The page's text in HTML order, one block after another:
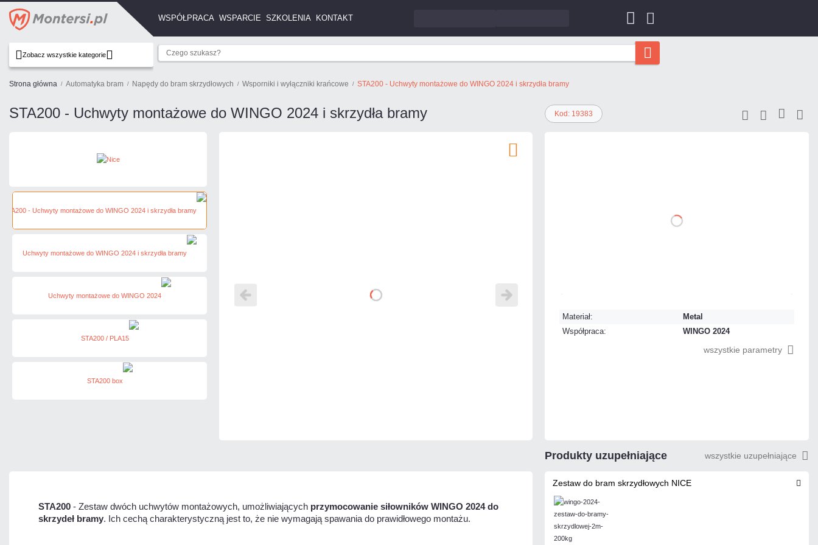
WSPÓŁPRACA WSPARCIE SZKOLENIA KONTAKT
Zobacz wszystkie kategorie
Strona główna Automatyka bram Napędy do bram skrzydłowych Wsporniki i wyłączniki krańcowe STA200 - Uchwyty montażowe do WINGO 2024 i skrzydła bramy
STA200 - Uchwyty montażowe do WINGO 2024 i skrzydła bramy Kod: 19383
Materiał:
Metal
Współpraca:
WINGO 2024
wszystkie parametry
STA200 - Zestaw dwóch uchwytów montażowych, umożliwiających przymocowanie siłowników WINGO 2024 do
skrzydeł bramy. Ich cechą charakterystyczną jest to, że nie wymagają spawania do prawidłowego montażu.
Produkty uzupełniające wszystkie uzupełniające
Zestaw do bram skrzydłowych NICE